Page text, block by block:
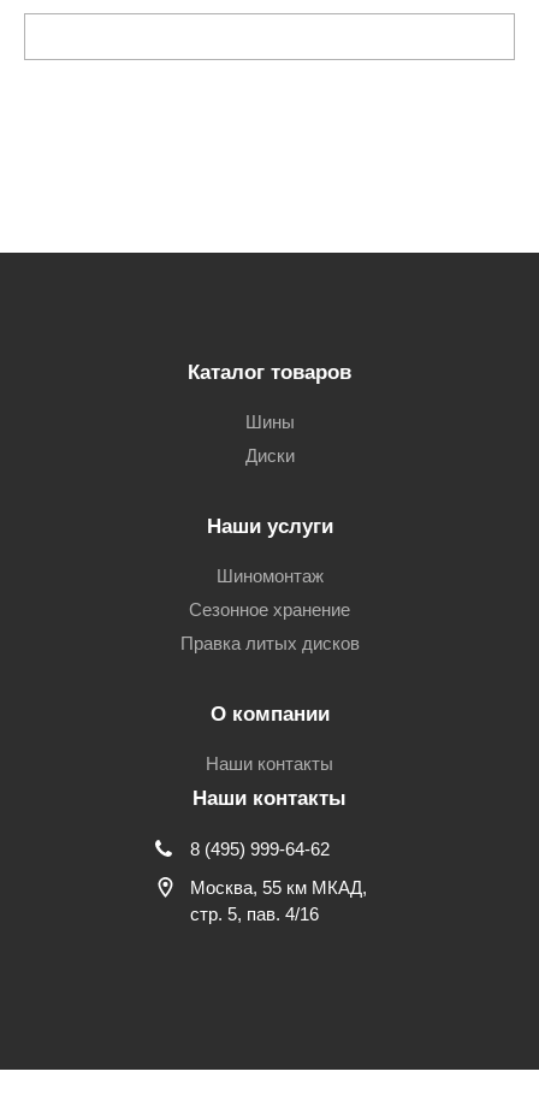
Каталог товаров
Шины
Диски
Наши услуги
Шиномонтаж
Сезонное хранение
Правка литых дисков
О компании
Наши контакты
Наши контакты
8 (495) 999-64-62
Москва, 55 км МКАД,
стр. 5, пав. 4/16